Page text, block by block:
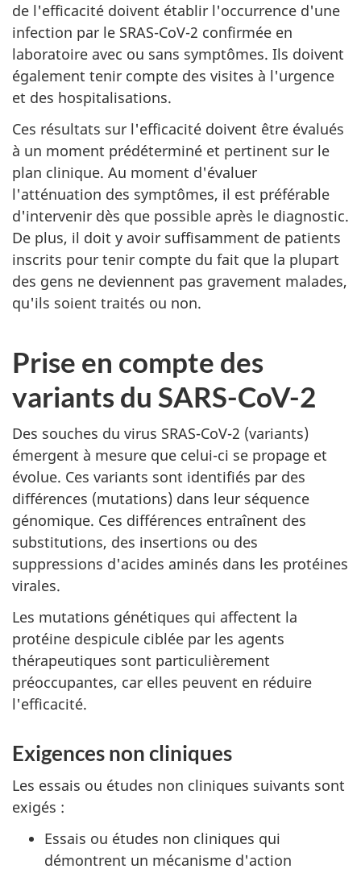
de l'efficacité doivent établir l'occurrence d'une
infection par le SRAS-CoV-2 confirmée en
laboratoire avec ou sans symptômes. Ils doivent
également tenir compte des visites à l'urgence
et des hospitalisations.
Ces résultats sur l'efficacité doivent être évalués
à un moment prédéterminé et pertinent sur le
plan clinique. Au moment d'évaluer
l'atténuation des symptômes, il est préférable
d'intervenir dès que possible après le diagnostic.
De plus, il doit y avoir suffisamment de patients
inscrits pour tenir compte du fait que la plupart
des gens ne deviennent pas gravement malades,
qu'ils soient traités ou non.
Prise en compte des
variants du SARS-CoV-2
Des souches du virus SRAS-CoV-2 (variants)
émergent à mesure que celui-ci se propage et
évolue. Ces variants sont identifiés par des
différences (mutations) dans leur séquence
génomique. Ces différences entraînent des
substitutions, des insertions ou des
suppressions d'acides aminés dans les protéines
virales.
Les mutations génétiques qui affectent la
protéine despicule ciblée par les agents
thérapeutiques sont particulièrement
préoccupantes, car elles peuvent en réduire
l'efficacité.
Exigences non cliniques
Les essais ou études non cliniques suivants sont
exigés :
Essais ou études non cliniques qui
démontrent un mécanisme d'action